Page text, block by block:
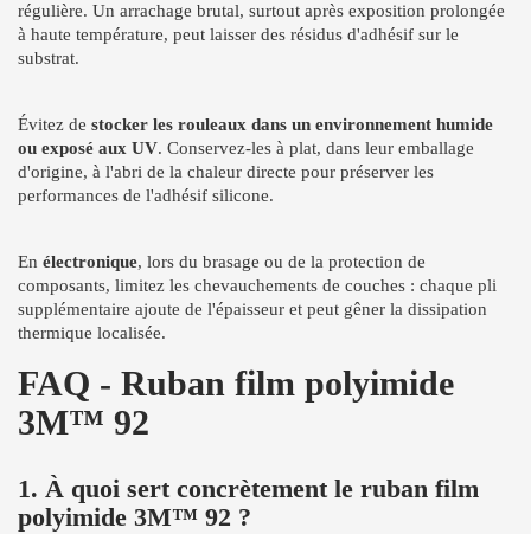
régulière. Un arrachage brutal, surtout après exposition prolongée
à haute température, peut laisser des résidus d'adhésif sur le
substrat.
Évitez de stocker les rouleaux dans un environnement humide
ou exposé aux UV. Conservez-les à plat, dans leur emballage
d'origine, à l'abri de la chaleur directe pour préserver les
performances de l'adhésif silicone.
En électronique, lors du brasage ou de la protection de
composants, limitez les chevauchements de couches : chaque pli
supplémentaire ajoute de l'épaisseur et peut gêner la dissipation
thermique localisée.
FAQ - Ruban film polyimide
3M™ 92
1. À quoi sert concrètement le ruban film
polyimide 3M™ 92 ?